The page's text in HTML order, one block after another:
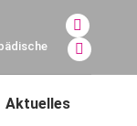
Facebook
page
E-
Aktuelles